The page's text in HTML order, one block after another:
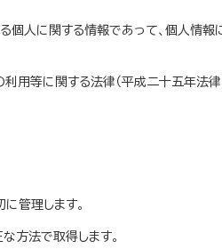
る個人に関する情報であって、個人
等に関する法律（平成二十五年法律
管理します。
方法で取得します。